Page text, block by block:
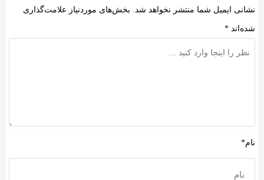
نشانی ایمیل شما منتشر نخواهد شد. بخش‌های موردنیاز علامت‌گذاری
شده‌اند *
نام*